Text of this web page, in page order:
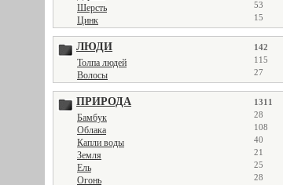
Шерсть 53
Цинк 15
ЛЮДИ 142
Толпа людей 115
Волосы 27
ПРИРОДА 1311
Бамбук 28
Облака 108
Капли воды 40
Земля 21
Ель 25
Огонь 28